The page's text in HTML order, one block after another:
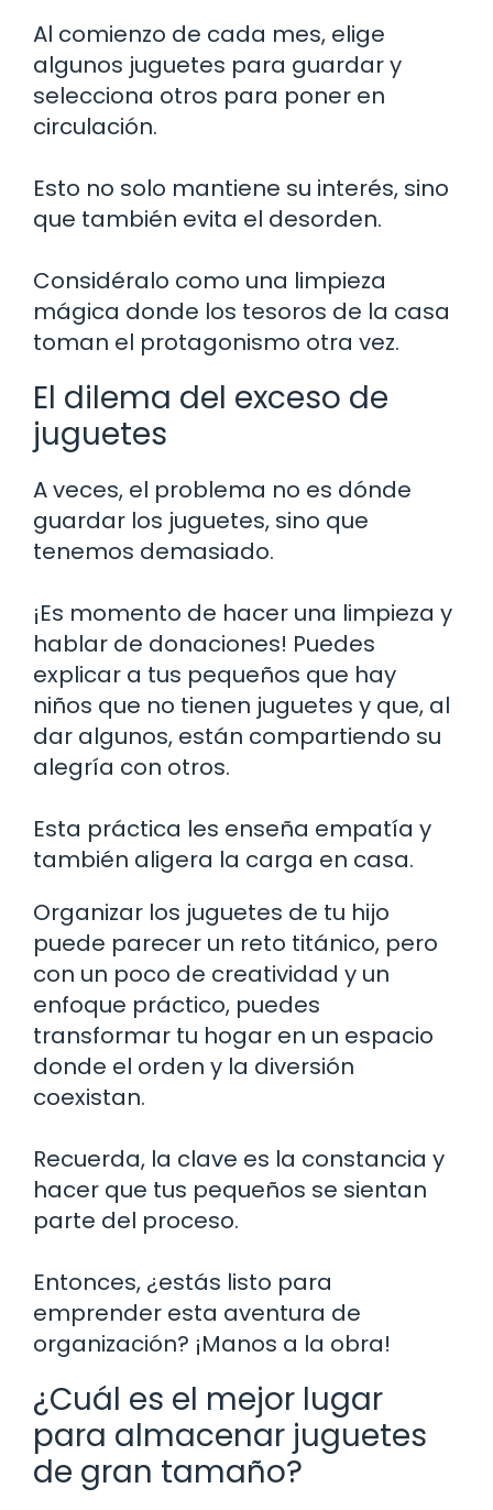
Al comienzo de cada mes, elige
algunos juguetes para guardar y
selecciona otros para poner en
circulación.
Esto no solo mantiene su interés, sino
que también evita el desorden.
Considéralo como una limpieza
mágica donde los tesoros de la casa
toman el protagonismo otra vez.
El dilema del exceso de
juguetes
A veces, el problema no es dónde
guardar los juguetes, sino que
tenemos demasiado.
¡Es momento de hacer una limpieza y
hablar de donaciones! Puedes
explicar a tus pequeños que hay
niños que no tienen juguetes y que, al
dar algunos, están compartiendo su
alegría con otros.
Esta práctica les enseña empatía y
también aligera la carga en casa.
Organizar los juguetes de tu hijo
puede parecer un reto titánico, pero
con un poco de creatividad y un
enfoque práctico, puedes
transformar tu hogar en un espacio
donde el orden y la diversión
coexistan.
Recuerda, la clave es la constancia y
hacer que tus pequeños se sientan
parte del proceso.
Entonces, ¿estás listo para
emprender esta aventura de
organización? ¡Manos a la obra!
¿Cuál es el mejor lugar
para almacenar juguetes
de gran tamaño?